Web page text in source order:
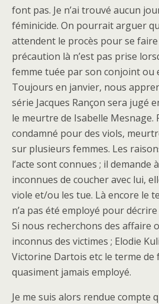
font pas. Je n’ai trouvé aucun
féminicide. On pourrait arguer
attendent le procès pour se
précaution là n’est pas prise
femme tuée par son conjoint ou
Toujours en janvier, nous
série Jacques Rançon sera jugé
le meurtre de Isabelle Mesnage.
condamné pour des viols,
sur plusieurs femmes. Les
l’acte sont connues ; il demande
inconnues de coucher avec lui,
viole et/ou les tue. Là encore le
n’a pas été employé pour décrire
Si nous recherchons des affaire
inconnus des victimes ; Elodie
Victorine Dartois etc le terme de
quasiment jamais employé.
Je me suis alors rendue compte